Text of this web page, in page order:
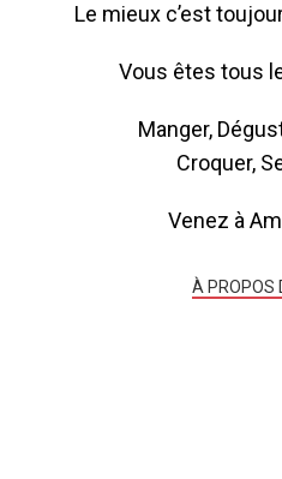
Le mieux c’est
Vous êtes tous
Manger,
Croquer,
Venez à
À PROPOS